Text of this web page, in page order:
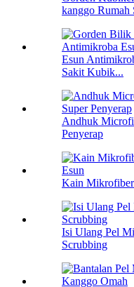
kanggo Rumah
Esun
Sakit Kubik...
Andhuk
Penyerap
Kain
Isi Ulang Pel
Scrubbing